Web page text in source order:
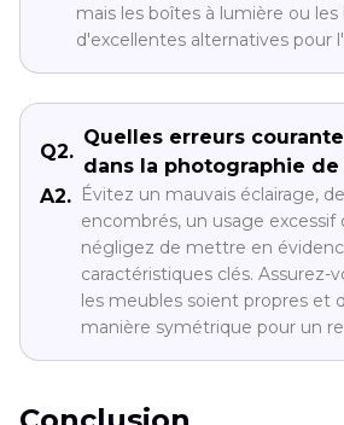
mais les boîtes à lumière ou
d'excellentes alternatives pour
Q2.
Quelles erreurs
dans la photographie de
A2. Évitez un mauvais éclairage,
encombrés, un usage excessif
négligez de mettre en
caractéristiques clés. Assurez-
les meubles soient propres et
manière symétrique pour un